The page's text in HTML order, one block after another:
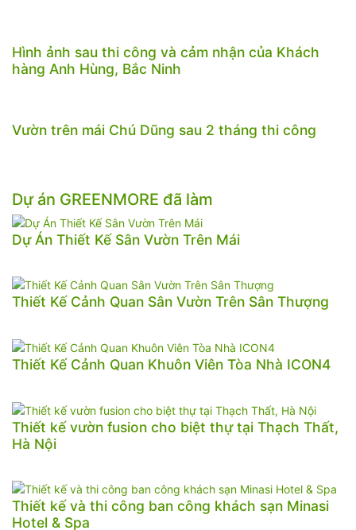
Hình ảnh sau thi công và cảm nhận của Khách
hàng Anh Hùng, Bắc Ninh
Vườn trên mái Chú Dũng sau 2 tháng thi công
Dự án GREENMORE đã làm
Dự Án Thiết Kế Sân Vườn Trên Mái
Thiết Kế Cảnh Quan Sân Vườn Trên Sân Thượng
Thiết Kế Cảnh Quan Khuôn Viên Tòa Nhà ICON4
Thiết kế vườn fusion cho biệt thự tại Thạch Thất,
Hà Nội
Thiết kế và thi công ban công khách sạn Minasi
Hotel & Spa